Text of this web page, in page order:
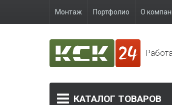
Монтаж Портфолио О
КАТАЛОГ ТОВАРОВ